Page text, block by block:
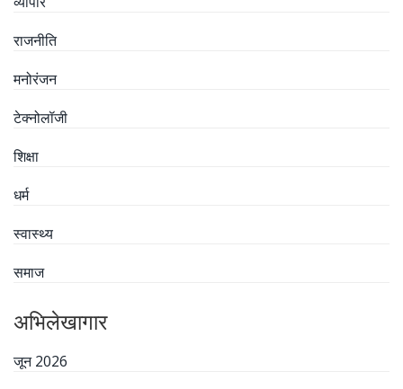
राजनीति
मनोरंजन
टेक्नोलॉजी
शिक्षा
धर्म
स्वास्थ्य
समाज
अभिलेखागार
जून 2026